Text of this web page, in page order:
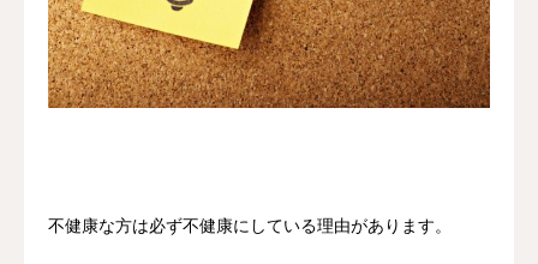
不健康な方は必ず不健康にしている理由があります。